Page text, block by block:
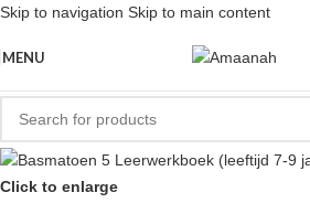
Skip to navigation Skip to main content
MENU
Click to enlarge